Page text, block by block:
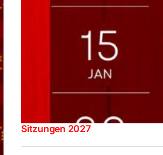
Sitzungen 2027